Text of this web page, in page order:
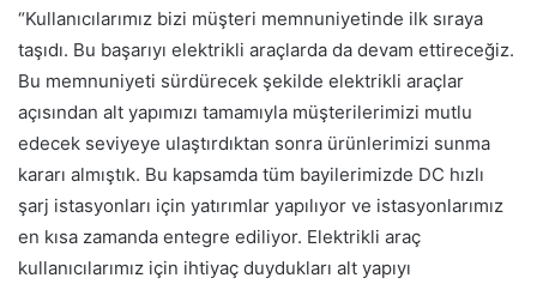
“Kullanıcılarımız bizi müşteri memnuniyetinde ilk sıraya
taşıdı. Bu başarıyı elektrikli araçlarda da devam ettireceğiz.
Bu memnuniyeti sürdürecek şekilde elektrikli araçlar
açısından alt yapımızı tamamıyla müşterilerimizi mutlu
edecek seviyeye ulaştırdıktan sonra ürünlerimizi sunma
kararı almıştık. Bu kapsamda tüm bayilerimizde DC hızlı
şarj istasyonları için yatırımlar yapılıyor ve istasyonlarımız
en kısa zamanda entegre ediliyor. Elektrikli araç
kullanıcılarımız için ihtiyaç duydukları alt yapıyı